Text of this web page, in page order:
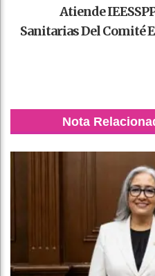
Atiende
Sanitarias Del Comité
Nota